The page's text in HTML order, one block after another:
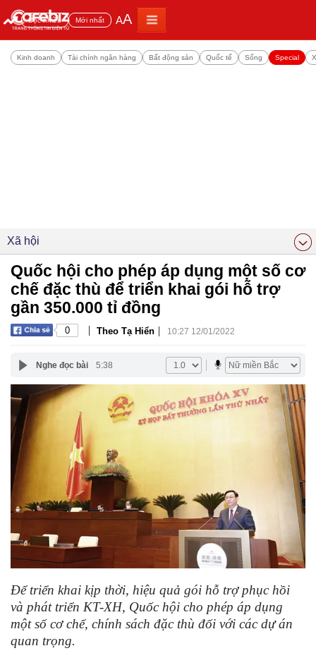
Đọc nhiều Mới nhất AA
Kinh doanh Tài chính ngân hàng Bất động sản Quốc tế Sống Special
Xã hội
Quốc hội cho phép áp dụng một số cơ
chế đặc thù để triển khai gói hỗ trợ
gần 350.000 tỉ đồng
0 | Theo Tạ Hiển | 10:27 12/01/2022
Nghe đọc bài 5:38
Để triển khai kịp thời, hiệu quả gói hỗ trợ phục hồi
và phát triển KT-XH, Quốc hội cho phép áp dụng
một số cơ chế, chính sách đặc thù đối với các dự án
quan trọng.